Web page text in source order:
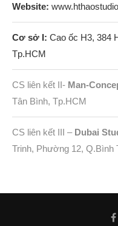
Website:
Cơ sở I: Cao ốc H3, 384
Tp.HCM
CS liên kết II- Man-
Tân Bình, Tp.HCM
CS liên kết III – Dubai
Trinh, Phường 12, Q.Bình